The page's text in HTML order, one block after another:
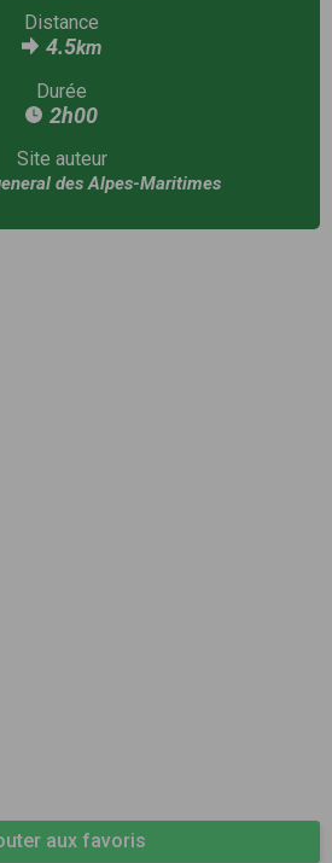
Distance
4.5km
Durée
2h00
Site auteur
des Alpes-Maritimes
aux favoris